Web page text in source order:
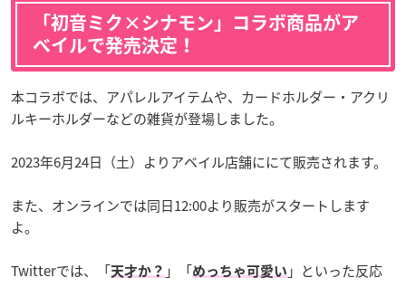
「初音ミク×シナモン」コラボ商品がア
ベイルで発売決定！
本コラボでは、アパレルアイテムや、カードホルダー・アクリ
ルキーホルダーなどの雑貨が登場しました。
2023年6月24日（土）よりアベイル店舗ににて販売されます。
また、オンラインでは同日12:00より販売がスタートします
よ。
Twitterでは、「天才か？ 」「めっちゃ可愛い 」といった反応